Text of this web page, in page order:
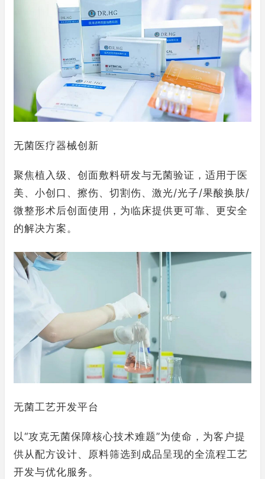
无菌医疗器械创新
聚焦植入级、创面敷料研发与无菌验证，适用于医
美、小创口、擦伤、切割伤、激光/光子/果酸换肤/
微整形术后创面使用，为临床提供更可靠、更安全
的解决方案。
无菌工艺开发平台
以“攻克无菌保障核心技术难题”为使命，为客户提
供从配方设计、原料筛选到成品呈现的全流程工艺
开发与优化服务。